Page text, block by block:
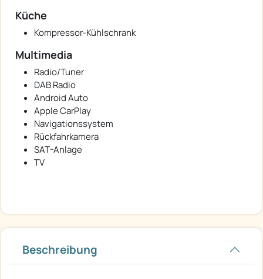
Küche
Kompressor-Kühlschrank
Multimedia
Radio/Tuner
DAB Radio
Android Auto
Apple CarPlay
Navigationssystem
Rückfahrkamera
SAT-Anlage
TV
Beschreibung